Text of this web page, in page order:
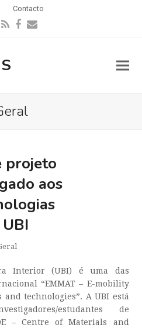
Contacto
RSSFacebook
Email
projeto
aos
Interior (UBI) é uma das
“EMMAT – E-mobility
technologies”. A UBI está
estudantes de
– Centre of Materials and